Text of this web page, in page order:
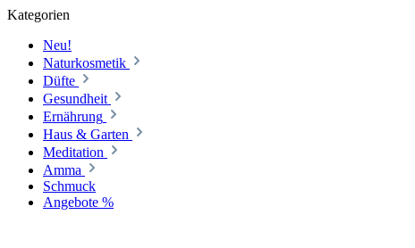
Kategorien
Neu!
Naturkosmetik
Düfte
Gesundheit
Ernährung
Haus & Garten
Meditation
Amma
Schmuck
Angebote %